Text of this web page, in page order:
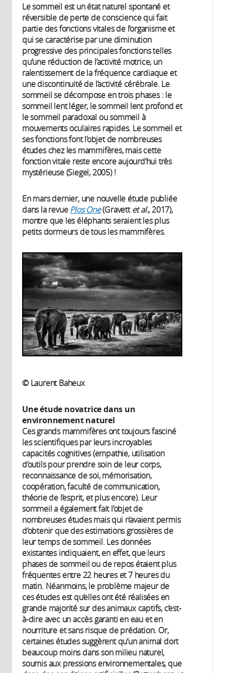
Le sommeil est un état naturel spontané et
réversible de perte de conscience qui fait
partie des fonctions vitales de l’organisme et
qui se caractérise par une diminution
progressive des principales fonctions telles
qu’une réduction de l’activité motrice, un
ralentissement de la fréquence cardiaque et
une discontinuité de l’activité cérébrale. Le
sommeil se décompose en trois phases : le
sommeil lent léger, le sommeil lent profond et
le sommeil paradoxal ou sommeil à
mouvements oculaires rapides. Le sommeil et
ses fonctions font l’objet de nombreuses
études chez les mammifères, mais cette
fonction vitale reste encore aujourd’hui très
mystérieuse (Siegel, 2005) !
En mars dernier, une nouvelle étude publiée
dans la revuePlos One(Gravettet al., 2017),
montre que les éléphants seraient les plus
petits dormeurs de tous les mammifères.
© Laurent Baheux
Une étude novatrice dans un
environnement naturel
Ces grands mammifères ont toujours fasciné
les scientifiques par leurs incroyables
capacités cognitives (empathie, utilisation
d’outils pour prendre soin de leur corps,
reconnaissance de soi, mémorisation,
coopération, faculté de communication,
théorie de l’esprit, et plus encore). Leur
sommeil a également fait l’objet de
nombreuses études mais qui n’avaient permis
d’obtenir que des estimations grossières de
leur temps de sommeil. Les données
existantes indiquaient, en effet, que leurs
phases de sommeil ou de repos étaient plus
fréquentes entre 22 heures et 7 heures du
matin. Néanmoins, le problème majeur de
ces études est qu’elles ont été réalisées en
grande majorité sur des animaux captifs, c’est-
à-dire avec un accès garanti en eau et en
nourriture et sans risque de prédation. Or,
certaines études suggèrent qu’un animal dort
beaucoup moins dans son milieu naturel,
soumis aux pressions environnementales, que